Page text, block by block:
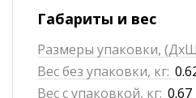
Габариты и вес
Размеры упаковки,
Вес без упаковки, кг:
Вес с упаковкой, кг: 0.67